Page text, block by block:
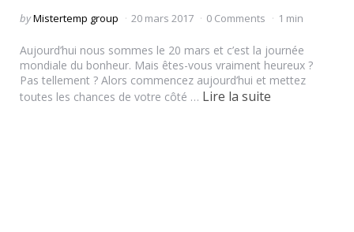
Posted
byMistertemp group 20 mars 2017 0 Comments 1 min
Aujourd’hui nous sommes le 20 mars et c’est la journée
mondiale du bonheur. Mais êtes-vous vraiment heureux ?
Pas tellement ? Alors commencez aujourd’hui et mettez
toutes les chances de votre côté … Lire la suite